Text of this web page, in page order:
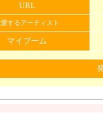
URL
するアーティスト
マイブーム